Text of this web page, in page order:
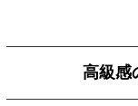
高級感